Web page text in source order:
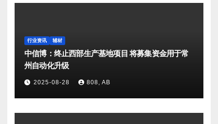
行业资讯 辅材
中信博：终止西部生产基地项目 将募集资金用于常
州自动化升级
2025-08-28 808, AB